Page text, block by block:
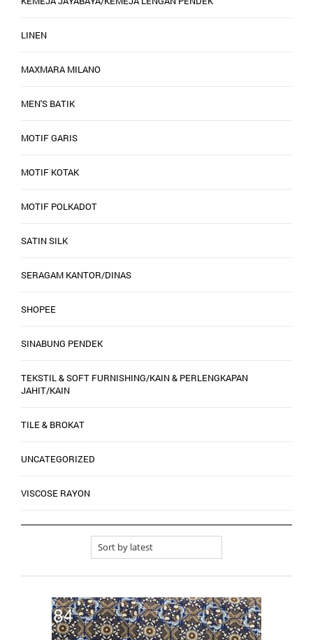
LINEN
MAXMARA MILANO
MEN'S BATIK
MOTIF GARIS
MOTIF KOTAK
MOTIF POLKADOT
SATIN SILK
SERAGAM KANTOR/DINAS
SHOPEE
SINABUNG PENDEK
TEKSTIL & SOFT FURNISHING/KAIN & PERLENGKAPAN
JAHIT/KAIN
TILE & BROKAT
UNCATEGORIZED
VISCOSE RAYON